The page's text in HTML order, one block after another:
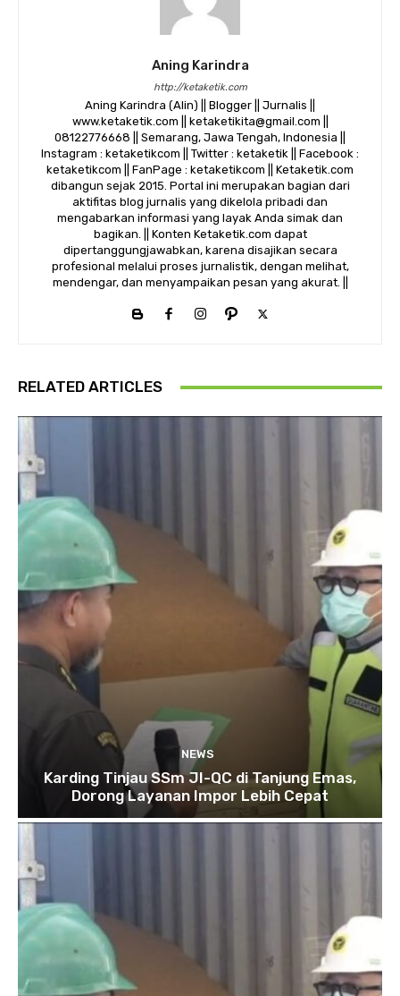
Aning Karindra
http://ketaketik.com
Aning Karindra (Alin) || Blogger || Jurnalis ||
www.ketaketik.com || ketaketikita@gmail.com ||
08122776668 || Semarang, Jawa Tengah, Indonesia ||
Instagram : ketaketikcom || Twitter : ketaketik || Facebook :
ketaketikcom || FanPage : ketaketikcom || Ketaketik.com
dibangun sejak 2015. Portal ini merupakan bagian dari
aktifitas blog jurnalis yang dikelola pribadi dan
mengabarkan informasi yang layak Anda simak dan
bagikan. || Konten Ketaketik.com dapat
dipertanggungjawabkan, karena disajikan secara
profesional melalui proses jurnalistik, dengan melihat,
mendengar, dan menyampaikan pesan yang akurat. ||
RELATED ARTICLES
NEWS
Karding Tinjau SSm JI-QC di Tanjung Emas,
Dorong Layanan Impor Lebih Cepat